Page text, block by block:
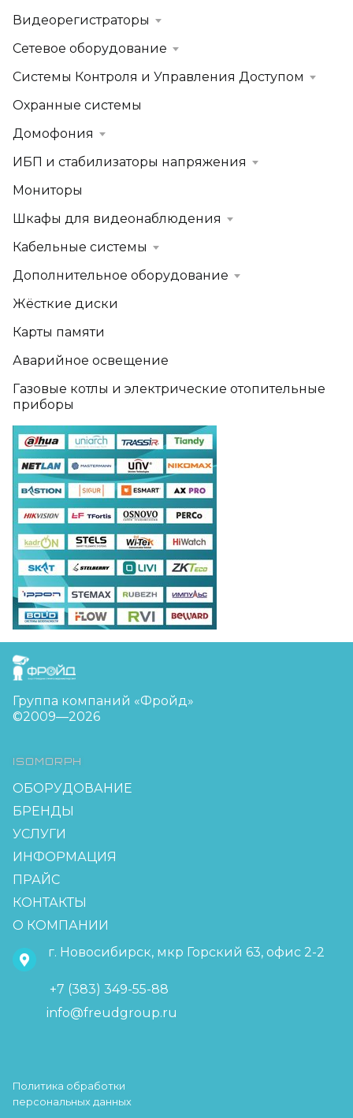
Видеорегистраторы
Сетевое оборудование
Системы Контроля и Управления Доступом
Охранные системы
Домофония
ИБП и стабилизаторы напряжения
Мониторы
Шкафы для видеонаблюдения
Кабельные системы
Дополнительное оборудование
Жёсткие диски
Карты памяти
Аварийное освещение
Газовые котлы и электрические отопительные
приборы
FreudGroup
Группа компаний «Фройд»
©2009—2026
ISOMORPH
ОБОРУДОВАНИЕ
БРЕНДЫ
УСЛУГИ
ИНФОРМАЦИЯ
ПРАЙС
КОНТАКТЫ
О КОМПАНИИ
г. Новосибирск, мкр Горский 63, офис 2-2
+7 (383) 349-55-88
info@freudgroup.ru
Политика обработки
персональных данных